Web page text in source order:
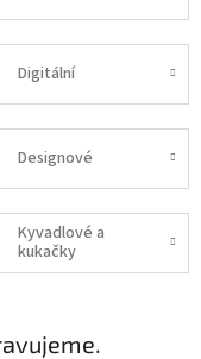
Digitální
Designové
Kyvadlové a
kukačky